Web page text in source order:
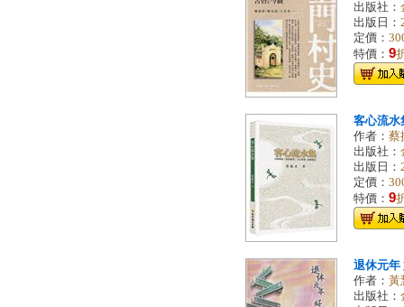
出版社：
出版日：
定價：
特價： 9
客心流水
作者： 蔡
出版社：
出版日：
定價：
特價： 9
退休元年
作者： 黃
出版社：